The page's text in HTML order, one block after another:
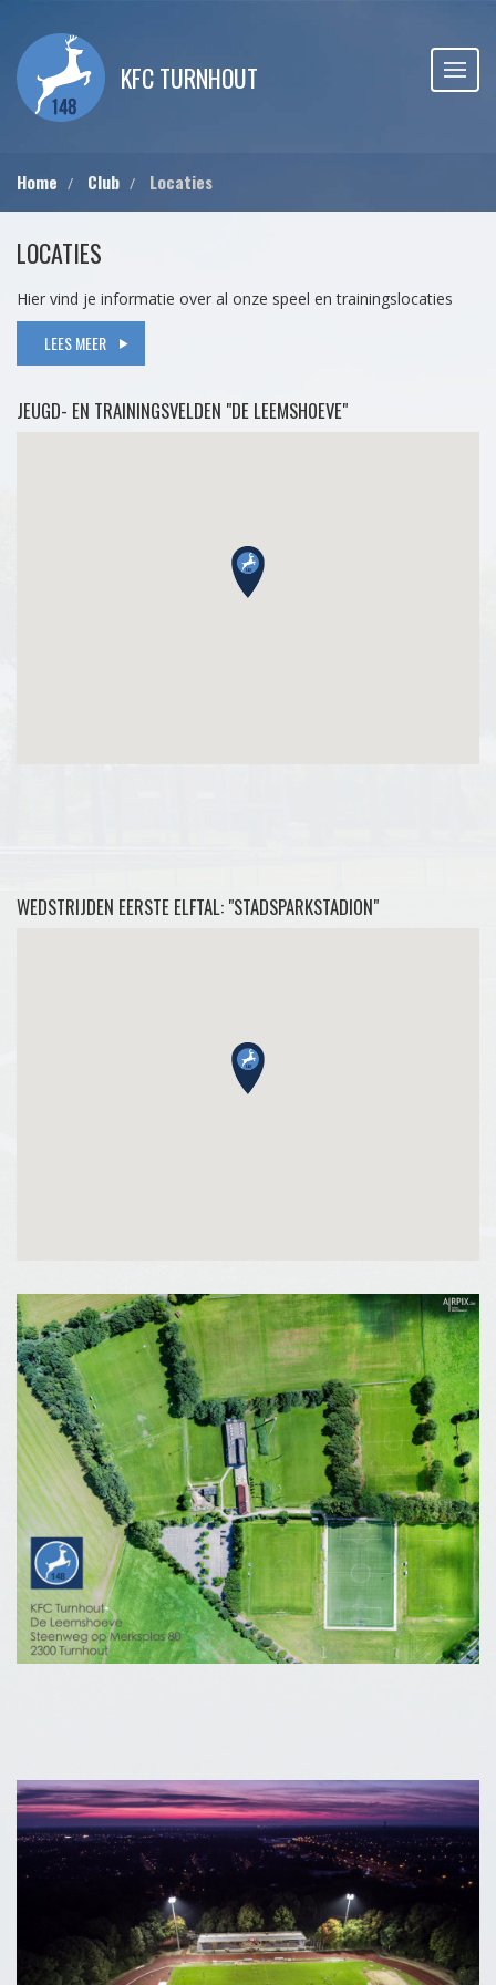
KFC TURNHOUT
Home Club Locaties
LOCATIES
Hier vind je informatie over al onze speel en trainingslocaties
LEES MEER
JEUGD- EN TRAININGSVELDEN "DE LEEMSHOEVE"
WEDSTRIJDEN EERSTE ELFTAL: "STADSPARKSTADION"